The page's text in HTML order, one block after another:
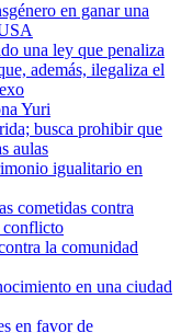
en ganar una
una ley que penaliza
además, ilegaliza el
Yuri
busca prohibir que
aulas
igualitario en
cometidas contra
conflicto
la comunidad
en una ciudad
en favor de